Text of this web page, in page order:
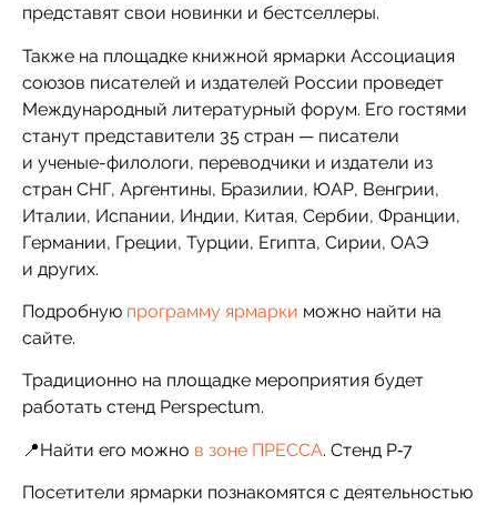
представят свои новинки и бестселлеры.
Также на площадке книжной ярмарки Ассоциация
союзов писателей и издателей России проведет
Международный литературный форум. Его гостями
станут представители 35 стран — писатели
и ученые-филологи, переводчики и издатели из
стран СНГ, Аргентины, Бразилии, ЮАР, Венгрии,
Италии, Испании, Индии, Китая, Сербии, Франции,
Германии, Греции, Турции, Египта, Сирии, ОАЭ
и других.
Подробную программу ярмарки можно найти на
сайте.
Традиционно на площадке мероприятия будет
работать стенд Perspectum.
📍Найти его можно в зоне ПРЕССА. Стенд P‑7
Посетители ярмарки познакомятся с деятельностью